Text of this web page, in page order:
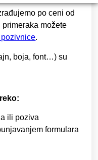
po ceni od
možete
.
boja, font…) su
ili poziva
formulara